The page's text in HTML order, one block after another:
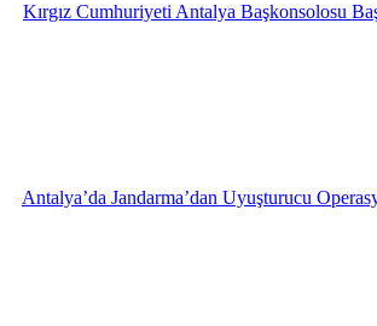
Kırgız Cumhuriyeti Antalya Başkonsolosu
Antalya’da Jandarma’dan Uyuşturucu